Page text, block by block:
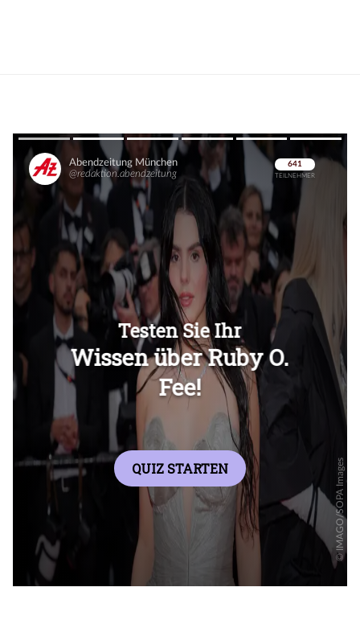
Überspringen
Überspringen